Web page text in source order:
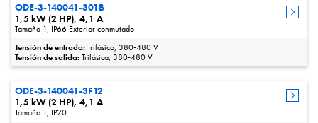
ODE-3-140041-301B
1,5 kW (2 HP), 4,1 A
Tamaño 1, IP66 Exterior conmutado
Tensión de entrada:Trifásica, 380‑480 V
Tensión de salida:Trifásica, 380‑480 V
ODE-3-140041-3F12
1,5 kW (2 HP), 4,1 A
Tamaño 1, IP20